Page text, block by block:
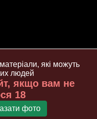
які можуть
людей
якщо вам не
18
фото